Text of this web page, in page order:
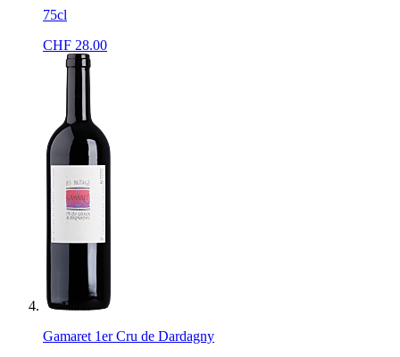
75cl
CHF 28.00
Gamaret 1er Cru de Dardagny